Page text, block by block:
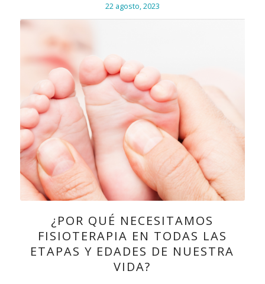
22 agosto, 2023
¿POR QUÉ NECESITAMOS
FISIOTERAPIA EN TODAS LAS
ETAPAS Y EDADES DE NUESTRA
VIDA?